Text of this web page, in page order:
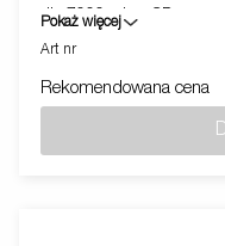
dla 7000, płyta CD o
Pokaż więcej
Art nr
Rekomendowana cena